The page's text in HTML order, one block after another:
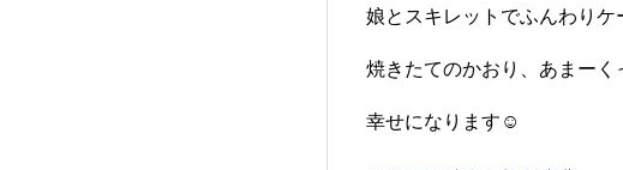
娘とスキレットでふんわりケ
焼きたてのかおり、あまーく
幸せになります☺️